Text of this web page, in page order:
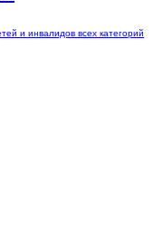
и инвалидов всех категорий